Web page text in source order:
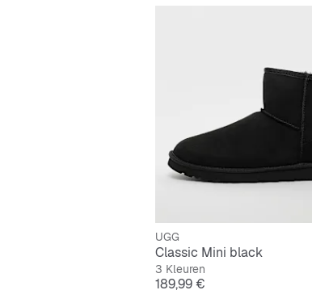
UGG
Classic Mini black
3 Kleuren
Prijs
189,99 €